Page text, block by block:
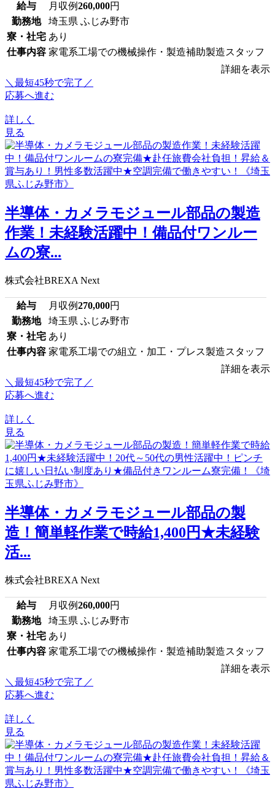
給与 月収例260,000円
勤務地
埼玉県 ふじみ野市
寮・社宅 あり
仕事内容 家電系工場での機械操作・製造補助製造スタッフ
詳細を表示
＼最短45秒で完了／
応募へ進む
詳しく
見る
半導体・カメラモジュール部品の製造
作業！未経験活躍中！備品付ワンルー
ムの寮...
株式会社BREXA Next
給与 月収例270,000円
勤務地
埼玉県 ふじみ野市
寮・社宅 あり
仕事内容 家電系工場での組立・加工・プレス製造スタッフ
詳細を表示
＼最短45秒で完了／
応募へ進む
詳しく
見る
半導体・カメラモジュール部品の製
造！簡単軽作業で時給1,400円★未経験
活...
株式会社BREXA Next
給与 月収例260,000円
勤務地
埼玉県 ふじみ野市
寮・社宅 あり
仕事内容 家電系工場での機械操作・製造補助製造スタッフ
詳細を表示
＼最短45秒で完了／
応募へ進む
詳しく
見る